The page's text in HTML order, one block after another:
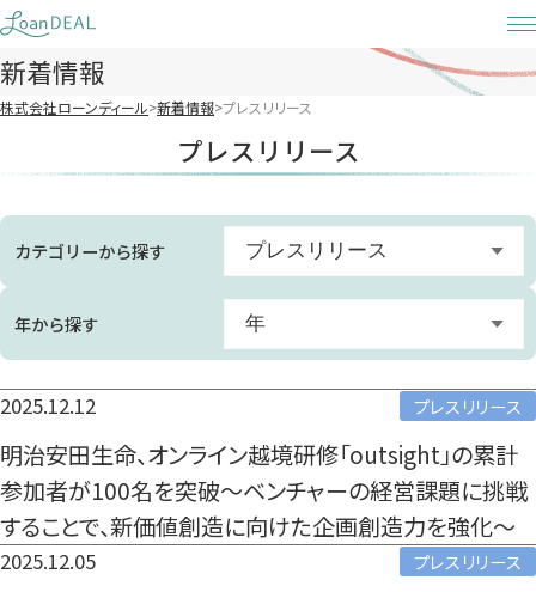
Skip
to
content
新着情報
株式会社ローンディール 新着情報 プレスリリース
プレスリリース
カテゴリーから探す プレスリリース
すべて
お知らせ
プレスリリース
年から探す 年
2025年
2024年
2025.12.12 プレスリリース
明治安田生命、オンライン越境研修「outsight」の累計
参加者が100名を突破〜ベンチャーの経営課題に挑戦
することで、新価値創造に向けた企画創造力を強化〜
2025.12.05 プレスリリース